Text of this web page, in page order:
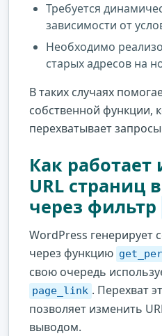
Требуется
зависимости от
Необходимо
старых адресов на
В таких случаях
собственной функции,
перехватывает
Как
URL страниц
через фильтр
WordPress генерирует
через функцию
свою очередь
page_link . Перехват
позволяет изменить
выводом.